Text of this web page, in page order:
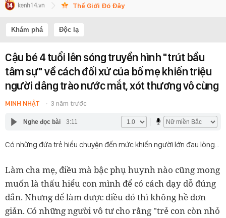
Thế Giới Đó Đây
Khám phá Độc lạ
Cậu bé 4 tuổi lên sóng truyền hình "trút bầu
tâm sự" về cách đối xử của bố mẹ khiến triệu
người dâng trào nước mắt, xót thương vô cùng
MINH NHẬT 3 năm trước
Nghe đọc bài 3:11
Có những đứa trẻ hiểu chuyện đến mức khiến người lớn đau lòng...
Làm cha mẹ, điều mà bậc phụ huynh nào cũng mong
muốn là thấu hiểu con mình để có cách dạy dỗ đúng
đắn. Nhưng để làm được điều đó thì không hề đơn
giản. Có những người vô tư cho rằng "trẻ con còn nhỏ